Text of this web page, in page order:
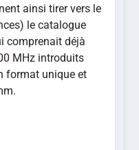
ainsi tirer vers le
le catalogue
comprenait déjà
MHz introduits
format unique et